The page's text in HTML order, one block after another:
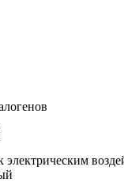
электрическим